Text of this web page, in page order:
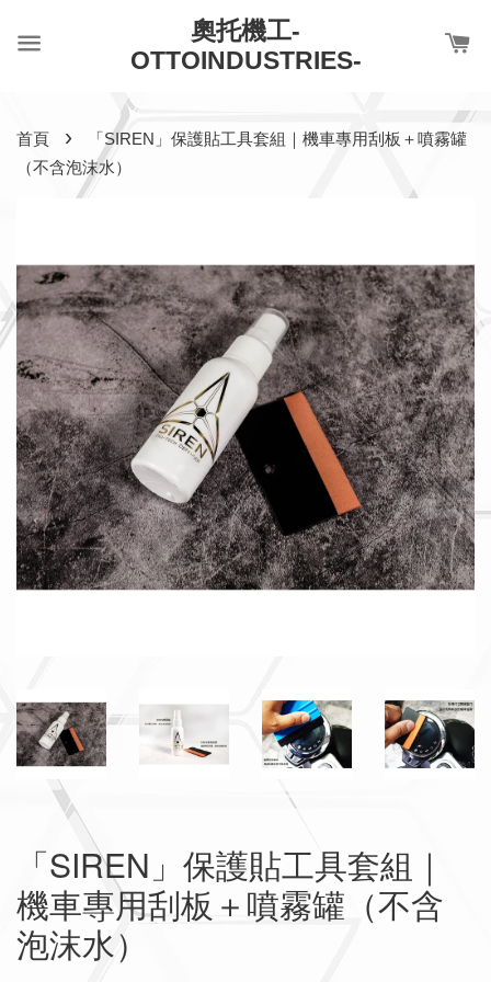
奧托機工-
OTTOINDUSTRIES-
首頁 ›
「SIREN」保護貼工具套組｜機車專用刮板＋噴霧罐
（不含泡沫水）
「SIREN」保護貼工具套組｜
機車專用刮板＋噴霧罐（不含
泡沫水）